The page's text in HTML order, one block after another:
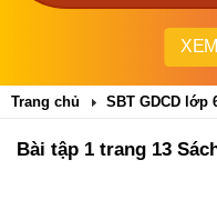
Trang chủ SBT GDCD lớp
Bài tập 1 trang 13